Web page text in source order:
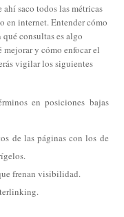
ahí saco todos las métricas
en internet. Entender cómo
consultas es algo
y cómo enfocar el
vigilar los siguientes
en posiciones bajas
de las páginas con los de
frenan visibilidad.